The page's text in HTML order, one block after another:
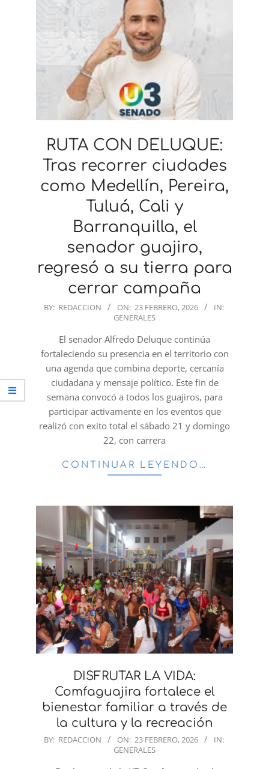
RUTA CON DELUQUE:
Tras recorrer ciudades
como Medellín, Pereira,
Tuluá, Cali y
Barranquilla, el
senador guajiro,
regresó a su tierra para
cerrar campaña
2026-
BY: REDACCION ON: 23 FEBRERO, 2026
IN:
GENERALES
El senador Alfredo Deluque continúa
fortaleciendo su presencia en el territorio con
una agenda que combina deporte, cercanía
ciudadana y mensaje político. Este fin de
semana convocó a todos los guajiros, para
participar activamente en los eventos que
realizó con exito total el sábado 21 y domingo
22, con carrera
CONTINUAR LEYENDO…
DISFRUTAR LA VIDA:
Comfaguajira fortalece el
bienestar familiar a través de
la cultura y la recreación
2026-
BY: REDACCION ON: 23 FEBRERO, 2026
IN:
GENERALES